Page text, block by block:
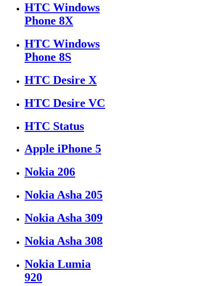
HTC Windows
Phone 8X
HTC Windows
Phone 8S
HTC Desire X
HTC Desire VC
HTC Status
Apple iPhone 5
Nokia 206
Nokia Asha 205
Nokia Asha 309
Nokia Asha 308
Nokia Lumia
920